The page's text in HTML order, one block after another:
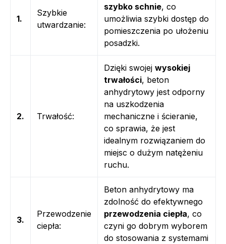
1.
Szybkie
utwardzanie:
szybko schnie, co
umożliwia szybki dostęp do
pomieszczenia po ułożeniu
posadzki.
2. Trwałość:
Dzięki swojej wysokiej
trwałości, beton
anhydrytowy jest odporny
na uszkodzenia
mechaniczne i ścieranie,
co sprawia, że jest
idealnym rozwiązaniem do
miejsc o dużym natężeniu
ruchu.
3.
Przewodzenie
ciepła:
Beton anhydrytowy ma
zdolność do efektywnego
przewodzenia ciepła, co
czyni go dobrym wyborem
do stosowania z systemami